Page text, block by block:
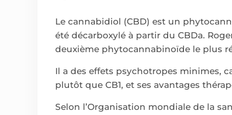
Le cannabidiol (CBD) est un
été décarboxylé à partir du CBDa.
deuxième phytocannabinoïde le plus
Il a des effets psychotropes minimes,
plutôt que CB1, et ses avantages
Selon l’Organisation mondiale de la